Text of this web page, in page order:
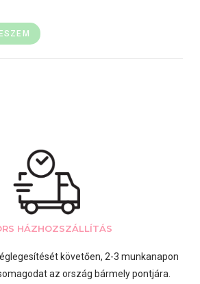
HÁZHOZSZÁLLÍTÁS
követően, 2-3 munkanapon
az ország bármely pontjára.